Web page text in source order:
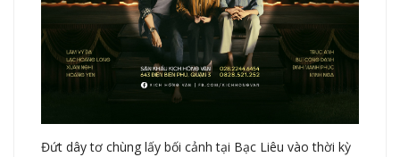
Đứt dây tơ chùng lấy bối cảnh tại Bạc Liêu vào thời kỳ